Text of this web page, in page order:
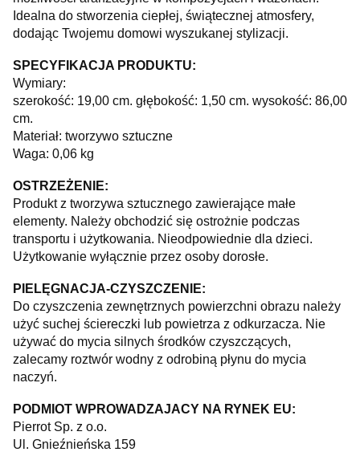
Idealna do stworzenia ciepłej, świątecznej atmosfery,
dodając Twojemu domowi wyszukanej stylizacji.
SPECYFIKACJA PRODUKTU:
Wymiary:
szerokość: 19,00 cm. głębokość: 1,50 cm. wysokość: 86,00
cm.
Materiał: tworzywo sztuczne
Waga: 0,06 kg
OSTRZEŻENIE:
Produkt z tworzywa sztucznego zawierające małe
elementy. Należy obchodzić się ostrożnie podczas
transportu i użytkowania. Nieodpowiednie dla dzieci.
Użytkowanie wyłącznie przez osoby dorosłe.
PIELĘGNACJA-CZYSZCZENIE:
Do czyszczenia zewnętrznych powierzchni obrazu należy
użyć suchej ściereczki lub powietrza z odkurzacza. Nie
używać do mycia silnych środków czyszczących,
zalecamy roztwór wodny z odrobiną płynu do mycia
naczyń.
PODMIOT WPROWADZAJACY NA RYNEK EU:
Pierrot Sp. z o.o.
Ul. Gnieźnieńska 159